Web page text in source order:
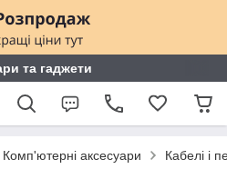
та гаджети
Комп'ютерні аксесуари Кабелі і